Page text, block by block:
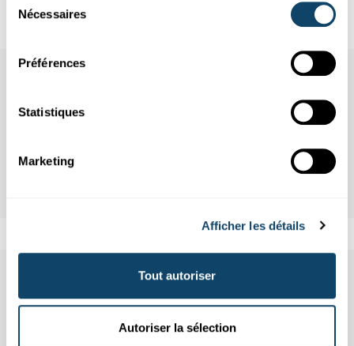
Nécessaires
Préférences
Statistiques
Marketing
Afficher les détails
Tout autoriser
Autoriser la sélection
Aussi dans cette rubrique